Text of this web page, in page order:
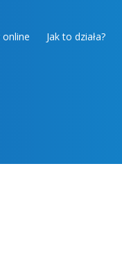
online Jak to działa?